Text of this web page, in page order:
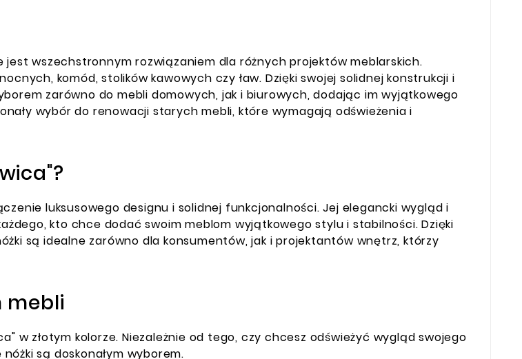
jest wszechstronnym rozwiązaniem dla różnych projektów meblarskich.
komód, stolików kawowych czy ław. Dzięki swojej solidnej konstrukcji i
zarówno do mebli domowych, jak i biurowych, dodając im wyjątkowego
wybór do renowacji starych mebli, które wymagają odświeżenia i
luksusowego designu i solidnej funkcjonalności. Jej elegancki wygląd i
kto chce dodać swoim meblom wyjątkowego stylu i stabilności. Dzięki
są idealne zarówno dla konsumentów, jak i projektantów wnętrz, którzy
mebli
w złotym kolorze. Niezależnie od tego, czy chcesz odświeżyć wygląd swojego
są doskonałym wyborem.